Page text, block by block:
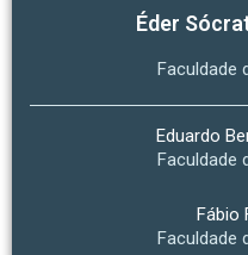
Éder
Faculdade
Eduardo
Faculdade
Fábio
Faculdade